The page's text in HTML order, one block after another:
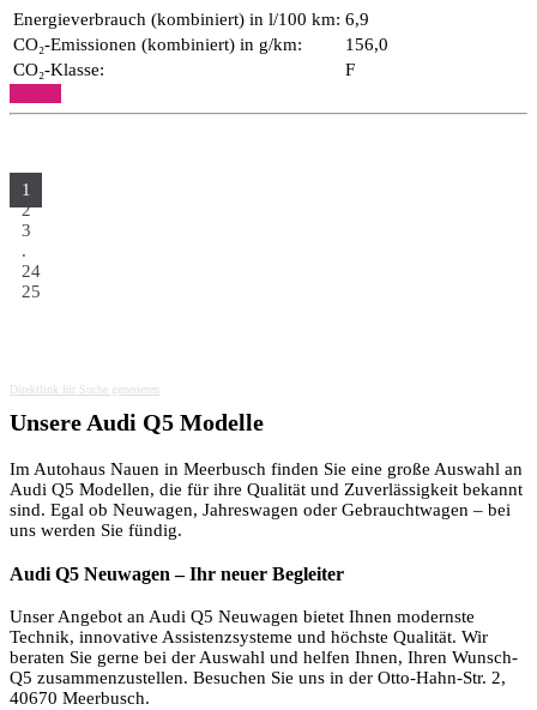
Energieverbrauch (kombiniert) in l/100 km: 6,9
CO₂-Emissionen (kombiniert) in g/km:
156,0
CO₂-Klasse:
F
1
2
3
.
24
25
Direktlink für Suche generieren
Unsere Audi Q5 Modelle
Im Autohaus Nauen in Meerbusch finden Sie eine große Auswahl an
Audi Q5 Modellen, die für ihre Qualität und Zuverlässigkeit bekannt
sind. Egal ob Neuwagen, Jahreswagen oder Gebrauchtwagen – bei
uns werden Sie fündig.
Audi Q5 Neuwagen – Ihr neuer Begleiter
Unser Angebot an Audi Q5 Neuwagen bietet Ihnen modernste
Technik, innovative Assistenzsysteme und höchste Qualität. Wir
beraten Sie gerne bei der Auswahl und helfen Ihnen, Ihren Wunsch-
Q5 zusammenzustellen. Besuchen Sie uns in der Otto-Hahn-Str. 2,
40670 Meerbusch.